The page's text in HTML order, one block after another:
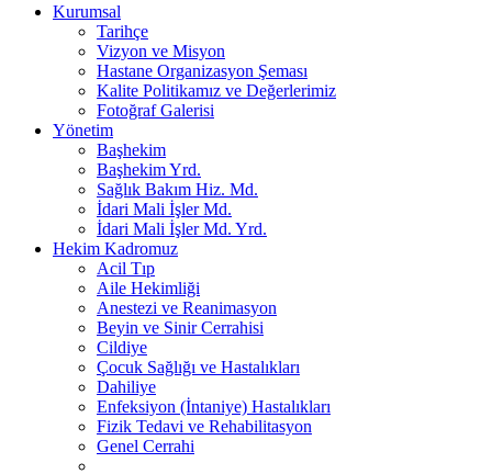
Kurumsal
Tarihçe
Vizyon ve Misyon
Hastane Organizasyon Şeması
Kalite Politikamız ve Değerlerimiz
Fotoğraf Galerisi
Yönetim
Başhekim
Başhekim Yrd.
Sağlık Bakım Hiz. Md.
İdari Mali İşler Md.
İdari Mali İşler Md. Yrd.
Hekim Kadromuz
Acil Tıp
Aile Hekimliği
Anestezi ve Reanimasyon
Beyin ve Sinir Cerrahisi
Cildiye
Çocuk Sağlığı ve Hastalıkları
Dahiliye
Enfeksiyon (İntaniye) Hastalıkları
Fizik Tedavi ve Rehabilitasyon
Genel Cerrahi